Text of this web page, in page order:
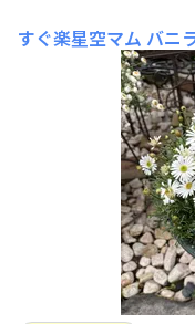
すぐ楽星空マム バニ